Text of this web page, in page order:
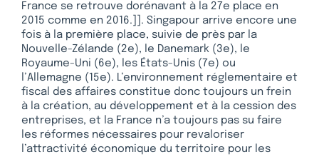
France se retrouve dorénavant à la 27e place en
2015 comme en 2016.]]. Singapour arrive encore une
fois à la première place, suivie de près par la
Nouvelle-Zélande (2e), le Danemark (3e), le
Royaume-Uni (6e), les États-Unis (7e) ou
l’Allemagne (15e). L’environnement réglementaire et
fiscal des affaires constitue donc toujours un frein
à la création, au développement et à la cession des
entreprises, et la France n’a toujours pas su faire
les réformes nécessaires pour revaloriser
l’attractivité économique du territoire pour les